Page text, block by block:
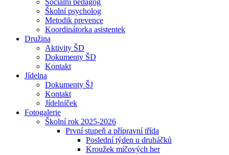
Sociální pedagog
Školní psycholog
Metodik prevence
Koordinátorka asistentek
Družina
Aktivity ŠD
Dokumenty ŠD
Kontakt
Jídelna
Dokumenty ŠJ
Kontakt
Jídelníček
Fotogalerie
Školní rok 2025-2026
První stupeň a přípravní třída
Poslední týden u druháčků
Kroužek míčových her